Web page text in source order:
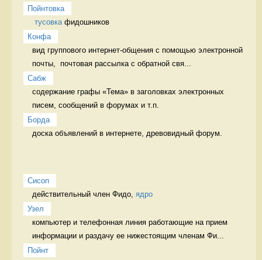
Пойнтовка
тусовка фидошников
Конфа
вид группового интернет-общения с помощью электронной
почты,  почтовая рассылка с обратной свя...
Сабж
содержание графы «Тема» в заголовках электронных
писем, сообщений в форумах и т.п.
Борда
доска объявлений в интернете, древовидный форум.
Сисоп
действительный член Фидо, ядро
Узел
компьютер и телефонная линия работающие на прием
информации и раздачу ее нижестоящим членам Фи...
Пойнт